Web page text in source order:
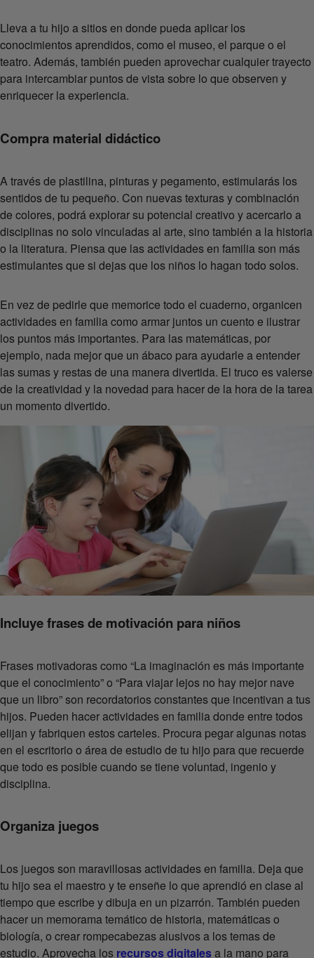
Lleva a tu hijo a sitios en donde pueda aplicar los
conocimientos aprendidos, como el museo, el parque o el
teatro. Además, también pueden aprovechar cualquier trayecto
para intercambiar puntos de vista sobre lo que observen y
enriquecer la experiencia.
Compra material didáctico
A través de plastilina, pinturas y pegamento, estimularás los
sentidos de tu pequeño. Con nuevas texturas y combinación
de colores, podrá explorar su potencial creativo y acercarlo a
disciplinas no solo vinculadas al arte, sino también a la historia
o la literatura. Piensa que las actividades en familia son más
estimulantes que si dejas que los niños lo hagan todo solos.
En vez de pedirle que memorice todo el cuaderno, organicen
actividades en familia como armar juntos un cuento e ilustrar
los puntos más importantes. Para las matemáticas, por
ejemplo, nada mejor que un ábaco para ayudarle a entender
las sumas y restas de una manera divertida. El truco es valerse
de la creatividad y la novedad para hacer de la hora de la tarea
un momento divertido.
Incluye frases de motivación para niños
Frases motivadoras como “La imaginación es más importante
que el conocimiento” o “Para viajar lejos no hay mejor nave
que un libro” son recordatorios constantes que incentivan a tus
hijos. Pueden hacer actividades en familia donde entre todos
elijan y fabriquen estos carteles. Procura pegar algunas notas
en el escritorio o área de estudio de tu hijo para que recuerde
que todo es posible cuando se tiene voluntad, ingenio y
disciplina.
Organiza juegos
Los juegos son maravillosas actividades en familia. Deja que
tu hijo sea el maestro y te enseñe lo que aprendió en clase al
tiempo que escribe y dibuja en un pizarrón. También pueden
hacer un memorama temático de historia, matemáticas o
biología, o crear rompecabezas alusivos a los temas de
estudio. Aprovecha los recursos digitalesa la mano para